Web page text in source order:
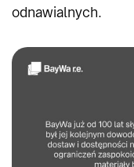
odnawialnych.